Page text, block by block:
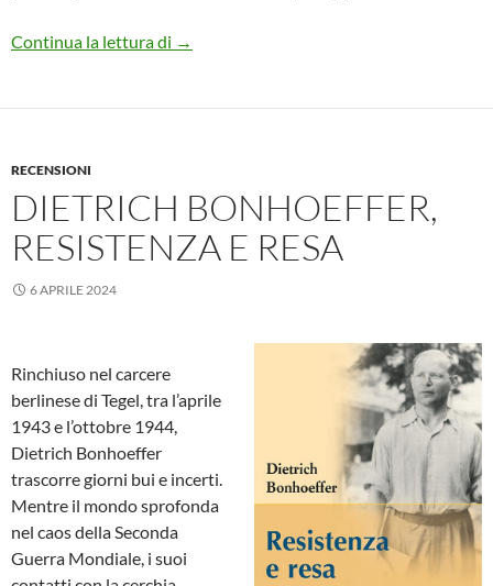
Continua la lettura di Riformare la Chiesa
→
RECENSIONI
DIETRICH BONHOEFFER,
RESISTENZA E RESA
6 APRILE 2024
Rinchiuso nel carcere
berlinese di Tegel, tra l’aprile
1943 e l’ottobre 1944,
Dietrich Bonhoeffer
trascorre giorni bui e incerti.
Mentre il mondo sprofonda
nel caos della Seconda
Guerra Mondiale, i suoi